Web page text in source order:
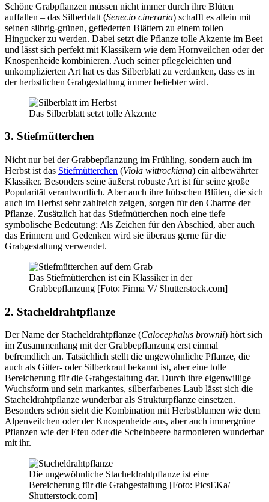
Schöne Grabpflanzen müssen nicht immer durch ihre Blüten
auffallen – das Silberblatt (Senecio cineraria) schafft es allein mit
seinen silbrig-grünen, gefiederten Blättern zu einem tollen
Hingucker zu werden. Dabei setzt die Pflanze tolle Akzente im Beet
und lässt sich perfekt mit Klassikern wie dem Hornveilchen oder der
Knospenheide kombinieren. Auch seiner pflegeleichten und
unkomplizierten Art hat es das Silberblatt zu verdanken, dass es in
der herbstlichen Grabgestaltung immer beliebter wird.
Das Silberblatt setzt tolle Akzente
3. Stiefmütterchen
Nicht nur bei der Grabbepflanzung im Frühling, sondern auch im
Herbst ist das Stiefmütterchen (Viola wittrockiana) ein altbewährter
Klassiker. Besonders seine äußerst robuste Art ist für seine große
Popularität verantwortlich. Aber auch ihre hübschen Blüten, die sich
auch im Herbst sehr zahlreich zeigen, sorgen für den Charme der
Pflanze. Zusätzlich hat das Stiefmütterchen noch eine tiefe
symbolische Bedeutung: Als Zeichen für den Abschied, aber auch
das Erinnern und Gedenken wird sie überaus gerne für die
Grabgestaltung verwendet.
Das Stiefmütterchen ist ein Klassiker in der
Grabbepflanzung [Foto: Firma V/ Shutterstock.com]
2. Stacheldrahtpflanze
Der Name der Stacheldrahtpflanze (Calocephalus brownii) hört sich
im Zusammenhang mit der Grabbepflanzung erst einmal
befremdlich an. Tatsächlich stellt die ungewöhnliche Pflanze, die
auch als Gitter- oder Silberkraut bekannt ist, aber eine tolle
Bereicherung für die Grabgestaltung dar. Durch ihre eigenwillige
Wuchsform und sein markantes, silberfarbenes Laub lässt sich die
Stacheldrahtpflanze wunderbar als Strukturpflanze einsetzen.
Besonders schön sieht die Kombination mit Herbstblumen wie dem
Alpenveilchen oder der Knospenheide aus, aber auch immergrüne
Pflanzen wie der Efeu oder die Scheinbeere harmonieren wunderbar
mit ihr.
Die ungewöhnliche Stacheldrahtpflanze ist eine
Bereicherung für die Grabgestaltung [Foto: PicsEKa/
Shutterstock.com]